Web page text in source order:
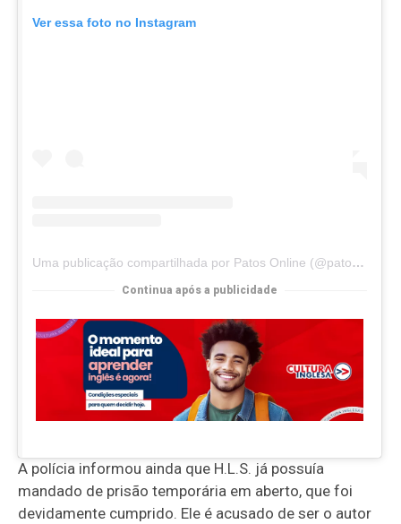
Ver essa foto no Instagram
Uma publicação compartilhada por Patos Online (@patosonline)
Continua após a publicidade
A polícia informou ainda que H.L.S. já possuía
mandado de prisão temporária em aberto, que foi
devidamente cumprido. Ele é acusado de ser o autor